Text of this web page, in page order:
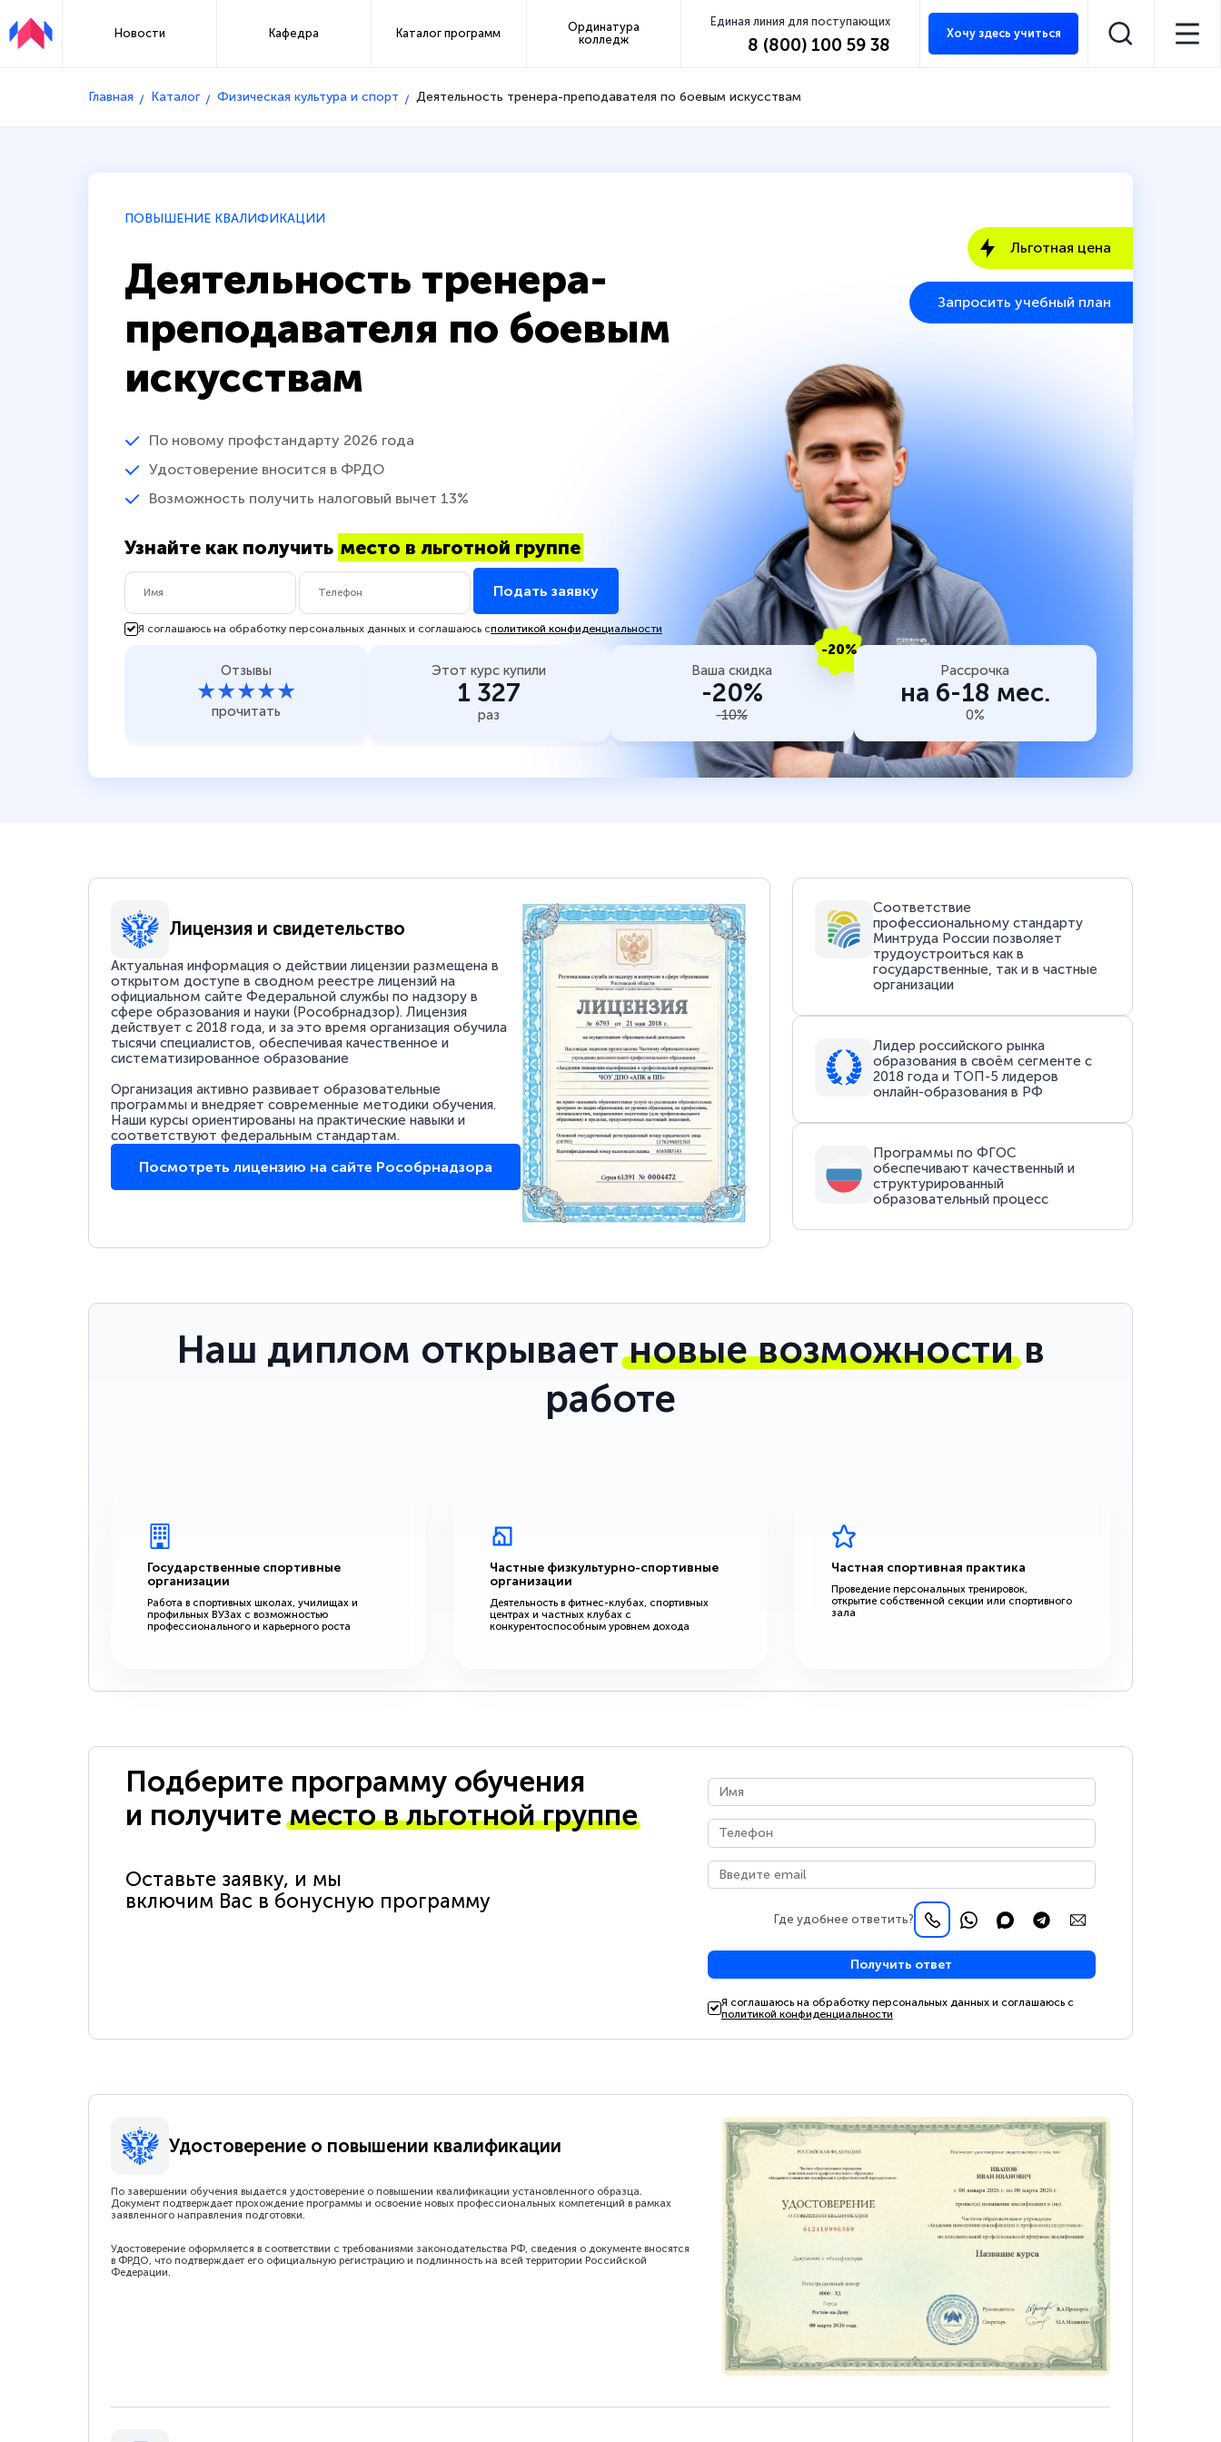
Новости Кафедра Каталог программ
Ординатура
колледж
Единая линия для поступающих
8 (800) 100 59 38
Хочу здесь учиться
Главная Каталог Физическая культура и спорт Деятельность тренера-преподавателя по боевым искусствам
ПОВЫШЕНИЕ КВАЛИФИКАЦИИ
Деятельность тренера-
преподавателя по боевым
искусствам
По новому профстандарту 2026 года
Удостоверение вносится в ФРДО
Возможность получить налоговый вычет 13%
Узнайте как получить место в льготной группе
Подать заявку
Я соглашаюсь на обработку персональных данных и соглашаюсь сполитикой конфиденциальности
Льготная цена
Запросить учебный план
Отзывы
★★★★★
прочитать
Этот курс купили
1 327
раз
-20%
Ваша скидка
-20%
-10%
Рассрочка
на 6-18 мес.
0%
Лицензия и свидетельство
Актуальная информация о действии лицензии размещена в
открытом доступе в сводном реестре лицензий на
официальном сайте Федеральной службы по надзору в
сфере образования и науки (Рособрнадзор). Лицензия
действует с 2018 года, и за это время организация обучила
тысячи специалистов, обеспечивая качественное и
систематизированное образование
Организация активно развивает образовательные
программы и внедряет современные методики обучения.
Наши курсы ориентированы на практические навыки и
соответствуют федеральным стандартам.
Посмотреть лицензию на сайте Рособрнадзора
Соответствие
профессиональному стандарту
Минтруда России позволяет
трудоустроиться как в
государственные, так и в частные
организации
Лидер российского рынка
образования в своём сегменте с
2018 года и ТОП-5 лидеров
онлайн-образования в РФ
Программы по ФГОС
обеспечивают качественный и
структурированный
образовательный процесс
Наш диплом открываетновые возможностив
работе
Государственные спортивные
организации
Работа в спортивных школах, училищах и
профильных ВУЗах с возможностью
профессионального и карьерного роста
Частные физкультурно-спортивные
организации
Деятельность в фитнес-клубах, спортивных
центрах и частных клубах с
конкурентоспособным уровнем дохода
Частная спортивная практика
Проведение персональных тренировок,
открытие собственной секции или спортивного
зала
Подберите программу обучения
и получитеместо в льготной группе
Оставьте заявку, и мы
включим Вас в бонусную программу
Где удобнее ответить?
Получить ответ
Я соглашаюсь на обработку персональных данных и соглашаюсь с
политикой конфиденциальности
Удостоверение о повышении квалификации
По завершении обучения выдается удостоверение о повышении квалификации установленного образца.
Документ подтверждает прохождение программы и освоение новых профессиональных компетенций в рамках
заявленного направления подготовки.
Удостоверение оформляется в соответствии с требованиями законодательства РФ, сведения о документе вносятся
в ФРДО, что подтверждает его официальную регистрацию и подлинность на всей территории Российской
Федерации.